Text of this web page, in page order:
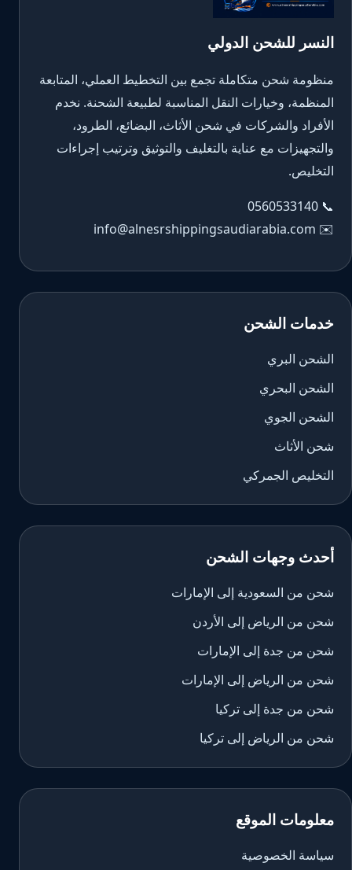
النسر للشحن الدولي
منظومة شحن متكاملة تجمع بين التخطيط العملي، المتابعة
المنظمة، وخيارات النقل المناسبة لطبيعة الشحنة. نخدم
الأفراد والشركات في شحن الأثاث، البضائع، الطرود،
والتجهيزات مع عناية بالتغليف والتوثيق وترتيب إجراءات
التخليص.
📞
0560533140
✉️
info@alnesrshippingsaudiarabia.com
خدمات الشحن
الشحن البري
الشحن البحري
الشحن الجوي
شحن الأثاث
التخليص الجمركي
أحدث وجهات الشحن
شحن من السعودية إلى الإمارات
شحن من الرياض إلى الأردن
شحن من جدة إلى الإمارات
شحن من الرياض إلى الإمارات
شحن من جدة إلى تركيا
شحن من الرياض إلى تركيا
معلومات الموقع
سياسة الخصوصية